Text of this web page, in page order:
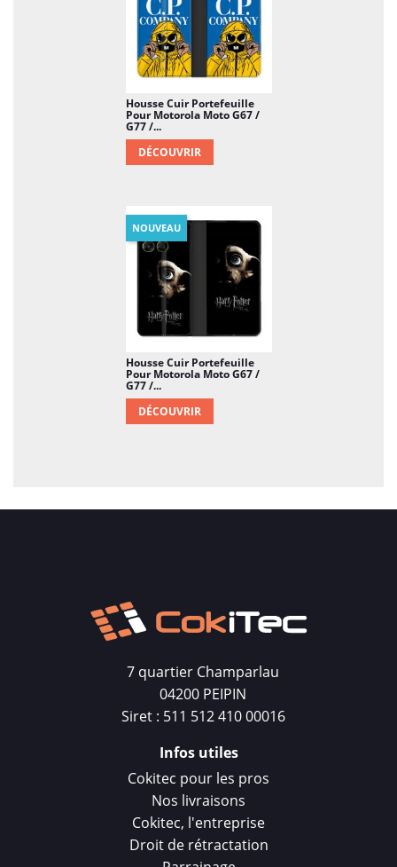
Housse Cuir Portefeuille
Pour Motorola Moto G67 /
G77 /...
DÉCOUVRIR
Housse Cuir Portefeuille
Pour Motorola Moto G67 /
G77 /...
DÉCOUVRIR
NOUVEAU
7 quartier Champarlau
04200 PEIPIN
Siret : 511 512 410 00016
Infos utiles
Cokitec pour les pros
Nos livraisons
Cokitec, l'entreprise
Droit de rétractation